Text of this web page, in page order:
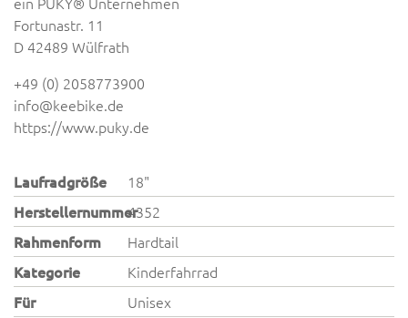
Fortunastr. 11
D 42489 Wülfrath
+49 (0) 2058773900
info@keebike.de
https://www.puky.de
Laufradgröße
18"
Herstellernummer4352
Rahmenform
Hardtail
Kategorie
Kinderfahrrad
Für
Unisex